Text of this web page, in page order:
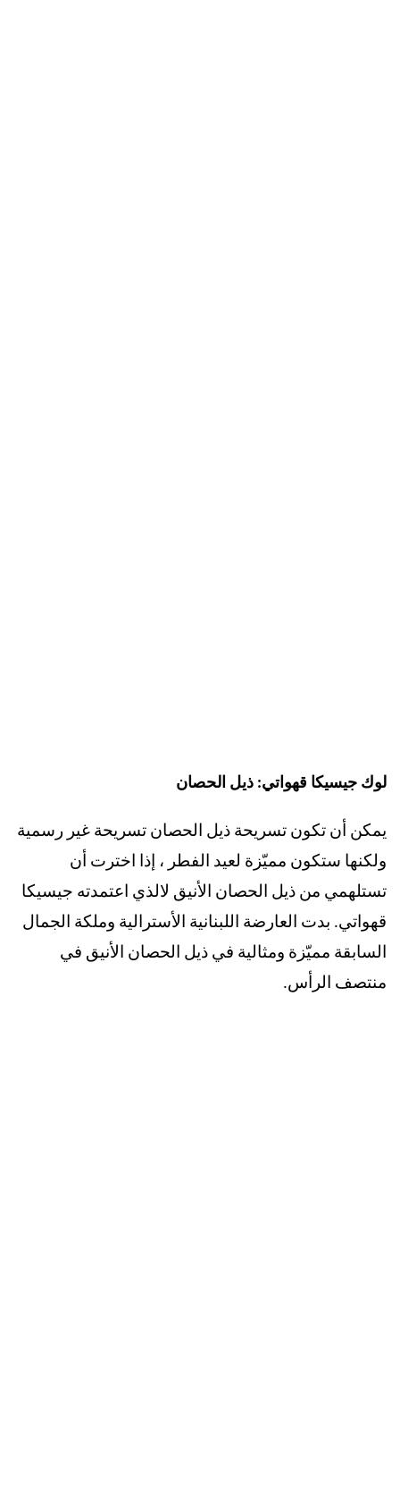
لوك جيسيكا قهواتي: ذيل الحصان
يمكن أن تكون تسريحة ذيل الحصان تسريحة غير رسمية
ولكنها ستكون مميّزة لعيد الفطر ، إذا اخترت أن
تستلهمي من ذيل الحصان الأنيق لالذي اعتمدته جيسيكا
قهواتي. بدت العارضة اللبنانية الأسترالية وملكة الجمال
السابقة مميّزة ومثالية في ذيل الحصان الأنيق في
منتصف الرأس.